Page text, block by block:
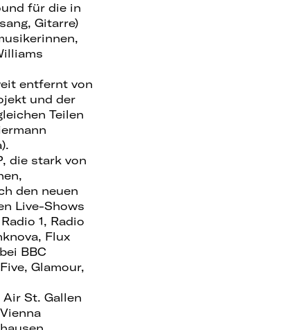
für die in
Gitarre)
entfernt von
und der
Teilen
die stark von
den neuen
Live-Shows
1, Radio
Flux
BBC
Glamour,
St. Gallen